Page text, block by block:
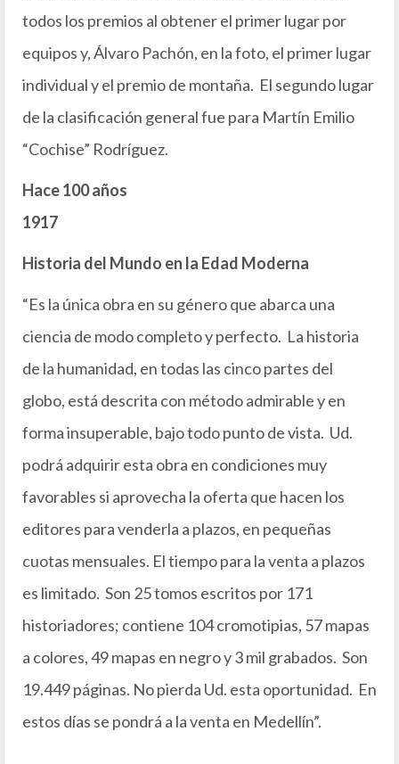
todos los premios al obtener el primer lugar por
equipos y, Álvaro Pachón, en la foto, el primer lugar
individual y el premio de montaña. El segundo lugar
de la clasificación general fue para Martín Emilio
“Cochise” Rodríguez.
Hace 100 años
1917
Historia del Mundo en la Edad Moderna
“Es la única obra en su género que abarca una
ciencia de modo completo y perfecto. La historia
de la humanidad, en todas las cinco partes del
globo, está descrita con método admirable y en
forma insuperable, bajo todo punto de vista. Ud.
podrá adquirir esta obra en condiciones muy
favorables si aprovecha la oferta que hacen los
editores para venderla a plazos, en pequeñas
cuotas mensuales. El tiempo para la venta a plazos
es limitado. Son 25 tomos escritos por 171
historiadores; contiene 104 cromotipias, 57 mapas
a colores, 49 mapas en negro y 3 mil grabados. Son
19.449 páginas. No pierda Ud. esta oportunidad. En
estos días se pondrá a la venta en Medellín”.